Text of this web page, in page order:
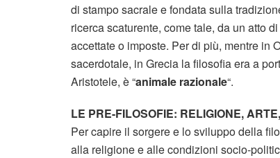
di stampo sacrale e fondata sulla
ricerca scaturente, come tale, da un atto
accettate o imposte. Per di più, mentre in
sacerdotale, in Grecia la filosofia era a
Aristotele, è “animale razionale“.
LE PRE-FILOSOFIE: RELIGIONE,
Per capire il sorgere e lo sviluppo della
alla religione e alle condizioni socio-